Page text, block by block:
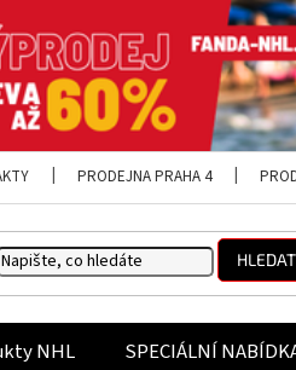
PRODEJNA PRAHA 4
HLEDAT
NHL SPECIÁLNÍ